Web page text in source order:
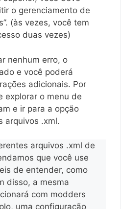
o gerenciamento de
(às vezes, você tem
duas vezes)
nenhum erro, o
e você poderá
adicionais. Por
explorar o menu de
e ir para a opção
arquivos .xml.
arquivos .xml de
que você use
de entender, como
disso, a mesma
com modders
uma configuração